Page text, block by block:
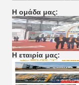
Η ομάδα μας:
Η εταιρία μας: